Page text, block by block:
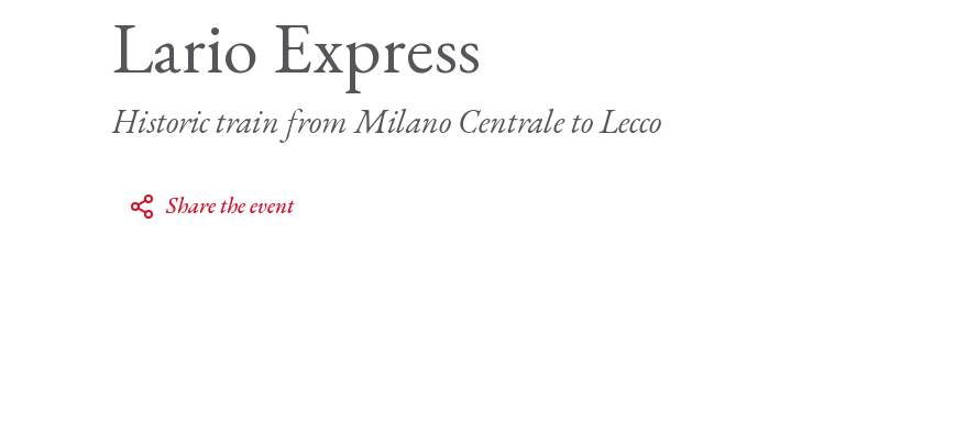
Lario Express
Historic train from Milano Centrale to Lecco
Share the event